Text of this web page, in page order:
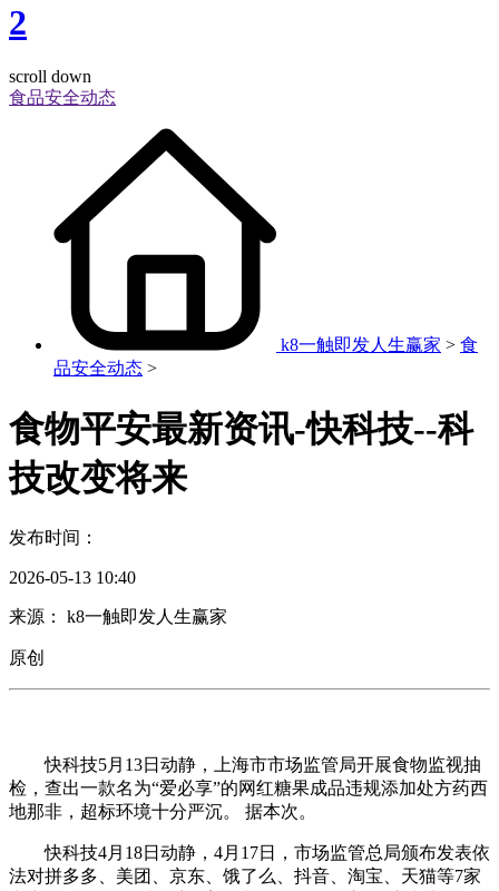
2
scroll down
食品安全动态
k8一触即发人生赢家 > 食
品安全动态 >
食物平安最新资讯-快科技--科
技改变将来
发布时间：
2026-05-13 10:40
来源： k8一触即发人生赢家
原创
快科技5月13日动静，上海市市场监管局开展食物监视抽
检，查出一款名为“爱必享”的网红糖果成品违规添加处方药西
地那非，超标环境十分严沉。 据本次。
快科技4月18日动静，4月17日，市场监管总局颁布发表依
法对拼多多、美团、京东、饿了么、抖音、淘宝、天猫等7家